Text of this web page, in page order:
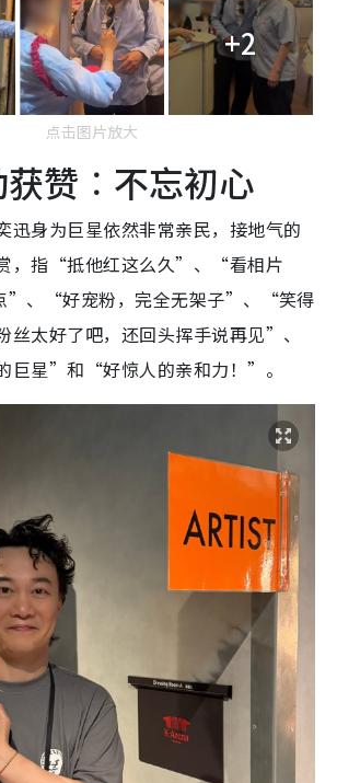
+2
点击图片放大
赞︰不忘初心
迅身为巨星依然非常亲民，接地气的
，指“抵他红这么久”、“看相片
”、“好宠粉，完全无架子”、“笑得
太好了吧，还回头挥手说再见”、
巨星”和“好惊人的亲和力！”。